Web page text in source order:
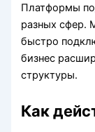
Платформы
разных сфер.
быстро
бизнес
структуры.
Как